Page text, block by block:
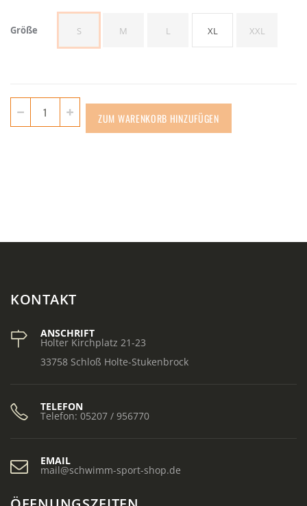
Größe S M L XL XXL
ZUM WARENKORB HINZUFÜGEN
KONTAKT
ANSCHRIFT
Holter Kirchplatz 21-23
33758 Schloß Holte-Stukenbrock
TELEFON
Telefon: 05207 / 956770
EMAIL
mail@schwimm-sport-shop.de